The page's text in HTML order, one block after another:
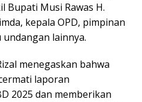
Bupati Musi Rawas H.
kepala OPD, pimpinan
lainnya.
menegaskan bahwa
laporan
2025 dan memberikan